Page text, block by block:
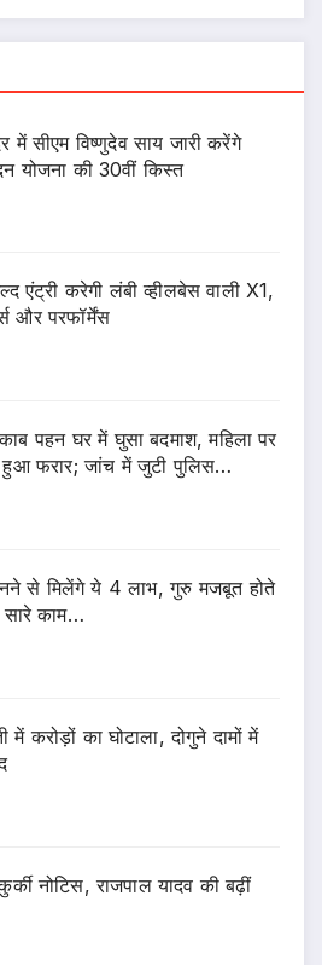
में सीएम विष्णुदेव साय जारी करेंगे
योजना की 30वीं किस्त
एंट्री करेगी लंबी व्हीलबेस वाली X1,
और परफॉर्मेंस
पहन घर में घुसा बदमाश, महिला पर
फरार; जांच में जुटी पुलिस…
से मिलेंगे ये 4 लाभ, गुरु मजबूत होते
सारे काम…
करोड़ों का घोटाला, दोगुने दामों में
नोटिस, राजपाल यादव की बढ़ीं